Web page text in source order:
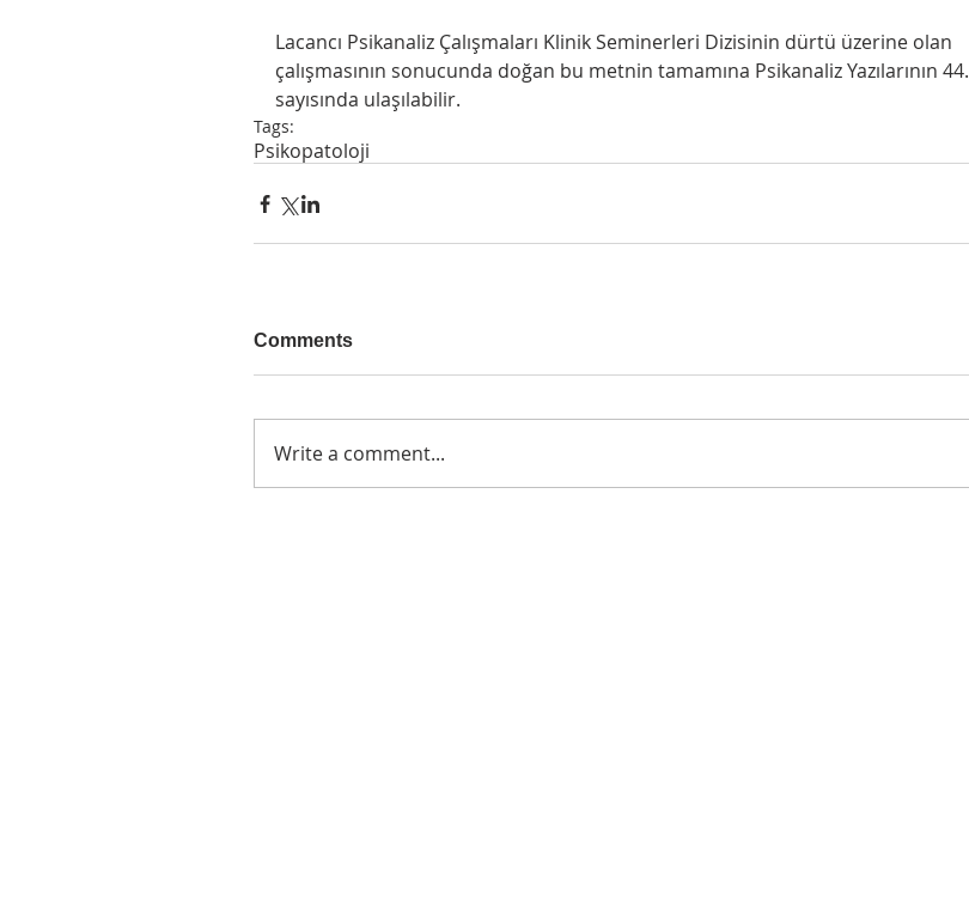
Lacancı Psikanaliz Çalışmaları Klinik Seminerleri Dizisinin dürtü üzerine olan
çalışmasının sonucunda doğan bu metnin tamamına Psikanaliz Yazılarının 44.
sayısında ulaşılabilir.
Tags:
Psikopatoloji
Comments
Write a comment...